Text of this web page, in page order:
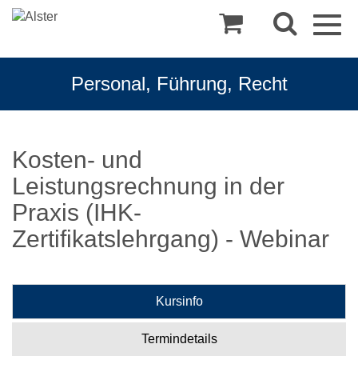
Personal, Führung, Recht
Kosten- und
Leistungsrechnung in der
Praxis (IHK-
Zertifikatslehrgang) - Webinar
Kursinfo
Termindetails